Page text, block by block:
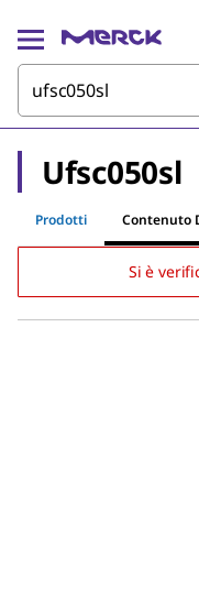
Ufsc050sl
Prodotti Contenuto
Si è